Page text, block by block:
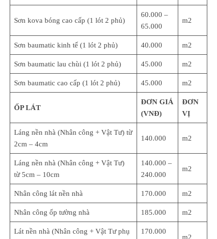
Sơn kova bóng cao cấp (1 lót 2 phủ)
60.000 –
65.000
m2
Sơn baumatic kinh tế (1 lót 2 phủ) 40.000 m2
Sơn baumatic lau chùi (1 lót 2 phủ) 45.000 m2
Sơn baumatic cao cấp (1 lót 2 phủ) 45.000 m2
ỐP LÁT
ĐƠN GIÁ
(VNĐ)
ĐƠN
VỊ
Láng nền nhà (Nhân công + Vật Tư) từ
2cm – 4cm
140.000 m2
Láng nền nhà (Nhân công + Vật Tư)
từ 5cm – 10cm
140.000 –
240.000
m2
Nhân công lát nền nhà 170.000 m2
Nhân công ốp tường nhà 185.000 m2
Lát nền nhà (Nhân công + Vật Tư phụ 170.000
m2